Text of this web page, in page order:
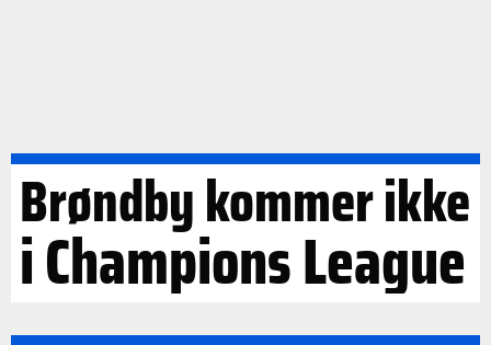
Brøndby kommer ikke
i Champions League